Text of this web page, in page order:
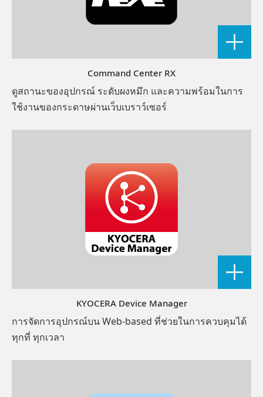
Command Center RX
ดูสถานะของอุปกรณ์ ระดับผงหมึก และความพร้อมในการ
ใช้งานของกระดาษผ่านเว็บเบราว์เซอร์
KYOCERA Device Manager
การจัดการอุปกรณ์บน Web-based ที่ช่วยในการควบคุมได้
ทุกที่ ทุกเวลา